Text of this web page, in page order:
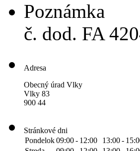
Poznámka
č. dod. FA
Adresa
Obecný úrad Vlky
Vlky 83
900 44
Stránkové dni
Pondelok09:00- 12:00 13:00-